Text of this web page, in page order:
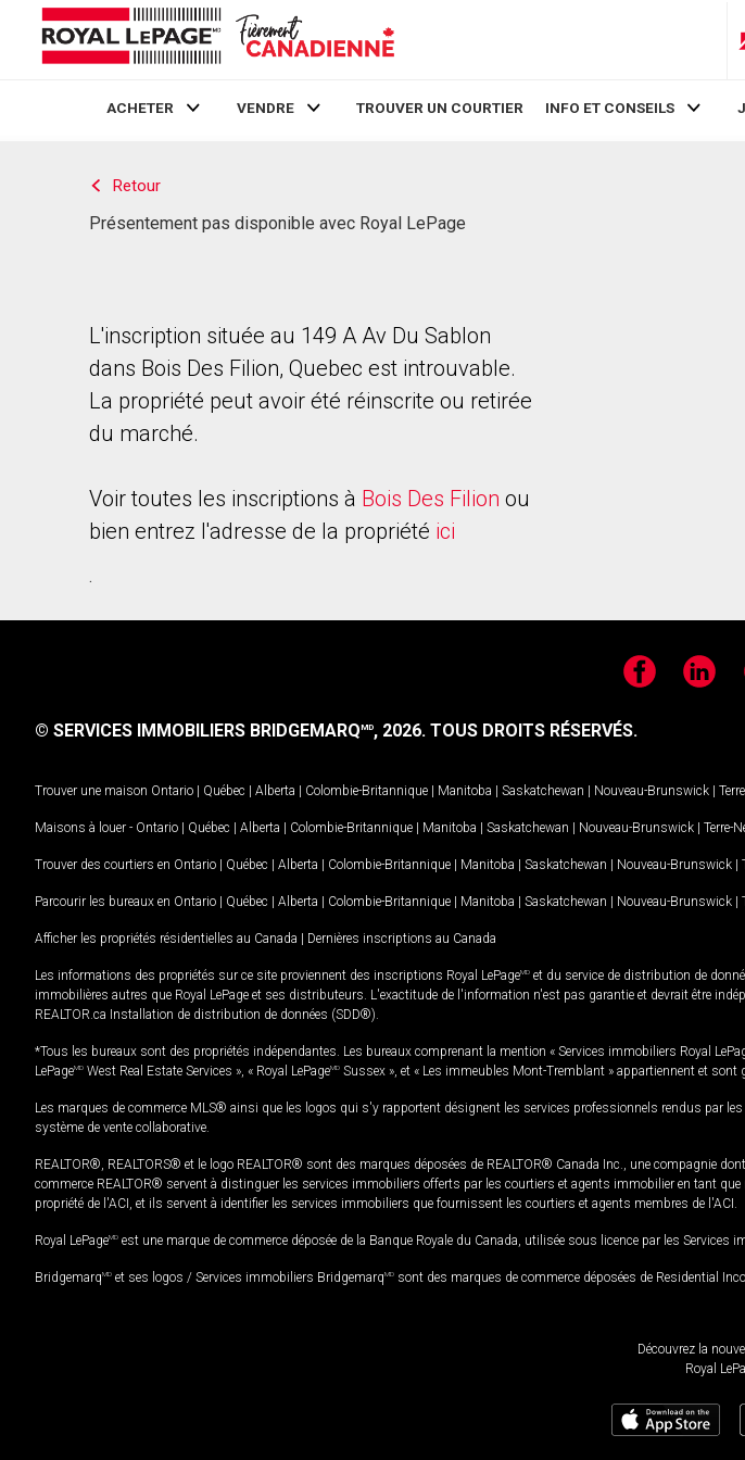
ACHETER VENDRE TROUVER UN COURTIER INFO ET CONSEILS
Retour
Présentement pas disponible avec Royal LePage
L'inscription située au 149 A Av Du Sablon
dans Bois Des Filion, Quebec est introuvable.
La propriété peut avoir été réinscrite ou retirée
du marché.
Voir toutes les inscriptions à Bois Des Filion ou
bien entrez l'adresse de la propriété ici
.
FacebookLinkedIn
© SERVICES IMMOBILIERS BRIDGEMARQMD, 2026. TOUS DROITS RÉSERVÉS.
Trouver une maison Ontario | Québec | Alberta | Colombie-Britannique | Manitoba | Saskatchewan | Nouveau-Brunswick |
Maisons à louer - Ontario | Québec | Alberta | Colombie-Britannique | Manitoba | Saskatchewan | Nouveau-Brunswick | Terre-
Trouver des courtiers en Ontario | Québec | Alberta | Colombie-Britannique | Manitoba | Saskatchewan | Nouveau-Brunswick |
Parcourir les bureaux en Ontario | Québec | Alberta | Colombie-Britannique | Manitoba | Saskatchewan | Nouveau-Brunswick |
Afficher les propriétés résidentielles au Canada | Dernières inscriptions au Canada
Les informations des propriétés sur ce site proviennent des inscriptions Royal LePageMD et du service de distribution de
immobilières autres que Royal LePage et ses distributeurs. L'exactitude de l'information n'est pas garantie et devrait être
REALTOR.ca Installation de distribution de données (SDD®).
*Tous les bureaux sont des propriétés indépendantes. Les bureaux comprenant la mention « Services immobiliers Royal
LePageMD West Real Estate Services », « Royal LePageMD Sussex », et « Les immeubles Mont-Tremblant » appartiennent et sont
Les marques de commerce MLS® ainsi que les logos qui s'y rapportent désignent les services professionnels rendus par
système de vente collaborative.
REALTOR®, REALTORS® et le logo REALTOR® sont des marques déposées de REALTOR® Canada Inc., une compagnie
commerce REALTOR® servent à distinguer les services immobiliers offerts par les courtiers et agents immobilier en tant
propriété de l'ACI, et ils servent à identifier les services immobiliers que fournissent les courtiers et agents membres de l'ACI.
Royal LePageMD est une marque de commerce déposée de la Banque Royale du Canada, utilisée sous licence par les Services
BridgemarqMD et ses logos / Services immobiliers BridgemarqMD sont des marques de commerce déposées de Residential
Découvrez la
Royal